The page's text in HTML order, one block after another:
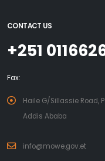
CONTACT US
+251
Fax:
Haile G/Sillassie Road,
Addis Ababa
info@mowe.gov.et